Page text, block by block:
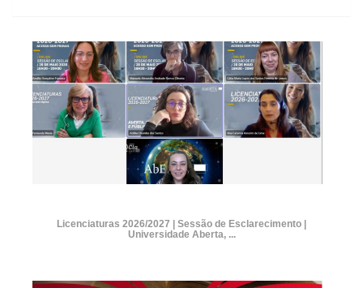
Licenciaturas 2026/2027 | Sessão de Esclarecimento |
Universidade Aberta, ...